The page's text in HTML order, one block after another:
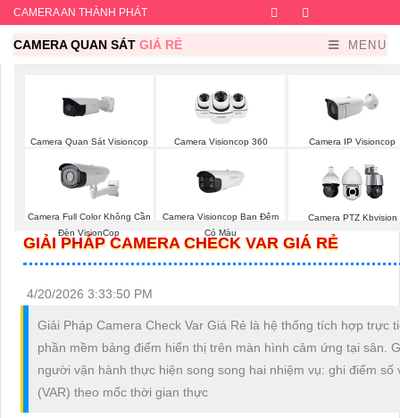
CAMERA AN THÀNH PHÁT Facebook
CAMERA QUAN SÁT GIÁ RẺ MENU
Camera Quan Sát Visioncop Camera Visioncop 360 Camera IP Visioncop
Camera Full Color Không Cần
Đèn VisionCop
Camera Visioncop Ban Đêm
Có Màu
Camera PTZ Kbvision
GIẢI PHÁP CAMERA CHECK VAR GIÁ RẺ
4/20/2026 3:33:50 PM
Giải Pháp Camera Check Var Giá Rẻ là hệ thống tích hợp trực
phần mềm bảng điểm hiển thị trên màn hình cảm ứng tại sân.
người vận hành thực hiện song song hai nhiệm vụ: ghi điểm số
(VAR) theo mốc thời gian thực